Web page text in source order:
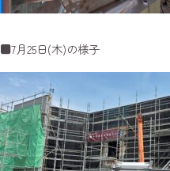
■7月25日(木)の様子